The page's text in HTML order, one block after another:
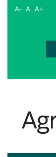
A- A A+